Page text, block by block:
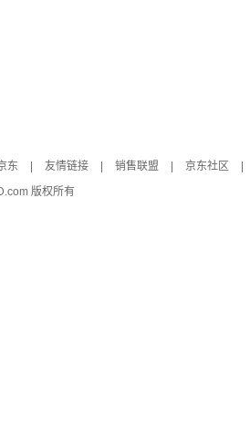
东 友情链接 销售联盟 京东社区
版权所有